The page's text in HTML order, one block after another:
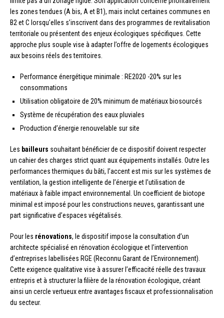
les zones tendues (A bis, A et B1), mais inclut certaines communes en
B2 et C lorsqu’elles s’inscrivent dans des programmes de revitalisation
territoriale ou présentent des enjeux écologiques spécifiques. Cette
approche plus souple vise à adapter l’offre de logements écologiques
aux besoins réels des territoires.
Performance énergétique minimale : RE2020 -20% sur les
consommations
Utilisation obligatoire de 20% minimum de matériaux biosourcés
Système de récupération des eaux pluviales
Production d’énergie renouvelable sur site
Les bailleurs souhaitant bénéficier de ce dispositif doivent respecter
un cahier des charges strict quant aux équipements installés. Outre les
performances thermiques du bâti, l’accent est mis sur les systèmes de
ventilation, la gestion intelligente de l’énergie et l’utilisation de
matériaux à faible impact environnemental. Un coefficient de biotope
minimal est imposé pour les constructions neuves, garantissant une
part significative d’espaces végétalisés.
Pour les rénovations, le dispositif impose la consultation d’un
architecte spécialisé en rénovation écologique et l’intervention
d’entreprises labellisées RGE (Reconnu Garant de l’Environnement).
Cette exigence qualitative vise à assurer l’efficacité réelle des travaux
entrepris et à structurer la filière de la rénovation écologique, créant
ainsi un cercle vertueux entre avantages fiscaux et professionnalisation
du secteur.